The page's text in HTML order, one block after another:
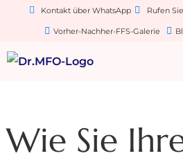
Kontakt über WhatsApp Rufen
Vorher-Nachher-FFS-Galerie
Wie Sie